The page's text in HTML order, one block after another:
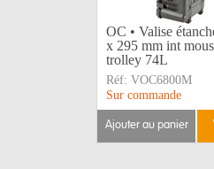
OC • Valise
x 295 mm int
trolley 74L
Réf: VOC6800M
Sur commande
ajouter au panier